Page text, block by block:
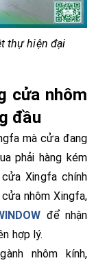
thự hiện đại
cửa nhôm
đầu
mà cửa đang
phải hàng kém
Xingfa chính
nhôm Xingfa,
để nhận
hợp lý.
nhôm kính,